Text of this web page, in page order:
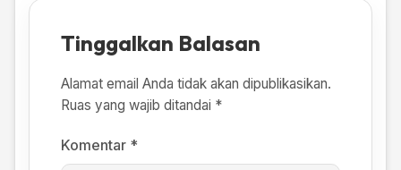
Tinggalkan Balasan
Alamat email Anda tidak akan dipublikasikan.
Ruas yang wajib ditandai *
Komentar *